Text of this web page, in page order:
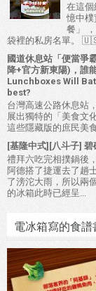
在這個
憶中樸
餐」
袋裡的私房名單。 🇺🇸
國道休息站「便當爭
降+官方新東陽)，誰
Lunchboxes Will
best?
台灣高速公路休息站
展出獨特的「美食文
這些隱藏版的庶民美
[基隆中式][八斗子]
禮拜六吃完相撲鍋後
阿德搭了捷運去了趟
了滂沱大雨，所以兩
的冰箱此時已經呈...
電冰箱寫的食譜